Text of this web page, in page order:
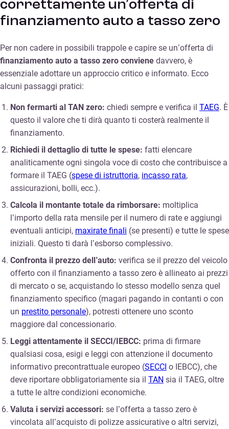
correttamente un’offerta di
finanziamento auto a tasso zero
Per non cadere in possibili trappole e capire se un’offerta di
finanziamento auto a tasso zero conviene davvero, è
essenziale adottare un approccio critico e informato. Ecco
alcuni passaggi pratici:
Non fermarti al TAN zero: chiedi sempre e verifica il TAEG. È
questo il valore che ti dirà quanto ti costerà realmente il
finanziamento.
Richiedi il dettaglio di tutte le spese: fatti elencare
analiticamente ogni singola voce di costo che contribuisce a
formare il TAEG (spese di istruttoria, incasso rata,
assicurazioni, bolli, ecc.).
Calcola il montante totale da rimborsare: moltiplica
l’importo della rata mensile per il numero di rate e aggiungi
eventuali anticipi, maxirate finali (se presenti) e tutte le spese
iniziali. Questo ti darà l’esborso complessivo.
Confronta il prezzo dell’auto: verifica se il prezzo del veicolo
offerto con il finanziamento a tasso zero è allineato ai prezzi
di mercato o se, acquistando lo stesso modello senza quel
finanziamento specifico (magari pagando in contanti o con
un prestito personale), potresti ottenere uno sconto
maggiore dal concessionario.
Leggi attentamente il SECCI/IEBCC: prima di firmare
qualsiasi cosa, esigi e leggi con attenzione il documento
informativo precontrattuale europeo (SECCI o IEBCC), che
deve riportare obbligatoriamente sia il TAN sia il TAEG, oltre
a tutte le altre condizioni economiche.
Valuta i servizi accessori: se l’offerta a tasso zero è
vincolata all’acquisto di polizze assicurative o altri servizi,